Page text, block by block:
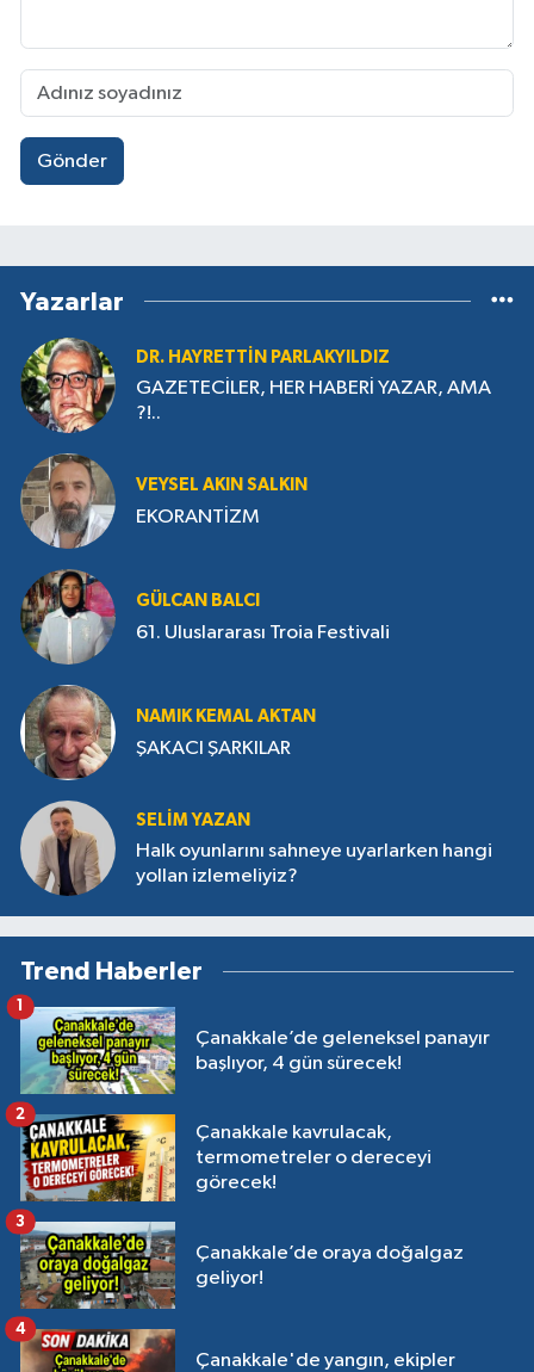
Gönder
Yazarlar
DR. HAYRETTIN PARLAKYILDIZ
GAZETECİLER, HER HABERİ YAZAR, AMA
?!..
VEYSEL AKIN SALKIN
EKORANTİZM
GÜLCAN BALCI
61. Uluslararası Troia Festivali
NAMIK KEMAL AKTAN
ŞAKACI ŞARKILAR
SELİM YAZAN
Halk oyunlarını sahneye uyarlarken hangi
yollan izlemeliyiz?
Trend Haberler
Çanakkale’de geleneksel panayır
başlıyor, 4 gün sürecek!
1
Çanakkale kavrulacak,
termometreler o dereceyi
görecek!
2
Çanakkale’de oraya doğalgaz
geliyor!
3
Çanakkale'de yangın, ekipler
4